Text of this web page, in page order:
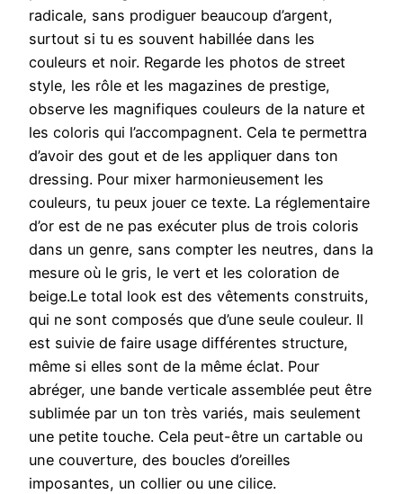
radicale, sans prodiguer beaucoup d’argent,
surtout si tu es souvent habillée dans les
couleurs et noir. Regarde les photos de street
style, les rôle et les magazines de prestige,
observe les magnifiques couleurs de la nature et
les coloris qui l’accompagnent. Cela te permettra
d’avoir des gout et de les appliquer dans ton
dressing. Pour mixer harmonieusement les
couleurs, tu peux jouer ce texte. La réglementaire
d’or est de ne pas exécuter plus de trois coloris
dans un genre, sans compter les neutres, dans la
mesure où le gris, le vert et les coloration de
beige.Le total look est des vêtements construits,
qui ne sont composés que d’une seule couleur. Il
est suivie de faire usage différentes structure,
même si elles sont de la même éclat. Pour
abréger, une bande verticale assemblée peut être
sublimée par un ton très variés, mais seulement
une petite touche. Cela peut-être un cartable ou
une couverture, des boucles d’oreilles
imposantes, un collier ou une cilice.